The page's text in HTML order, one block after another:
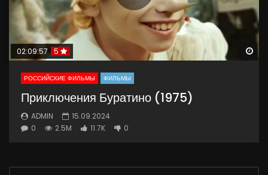
02:09:57 5
РОССИЙСКИЕ ФИЛЬМЫ ФИЛЬМЫ
Приключения Буратино (1975)
ADMIN
15.09.2024
0
2.5M 11.7K 0